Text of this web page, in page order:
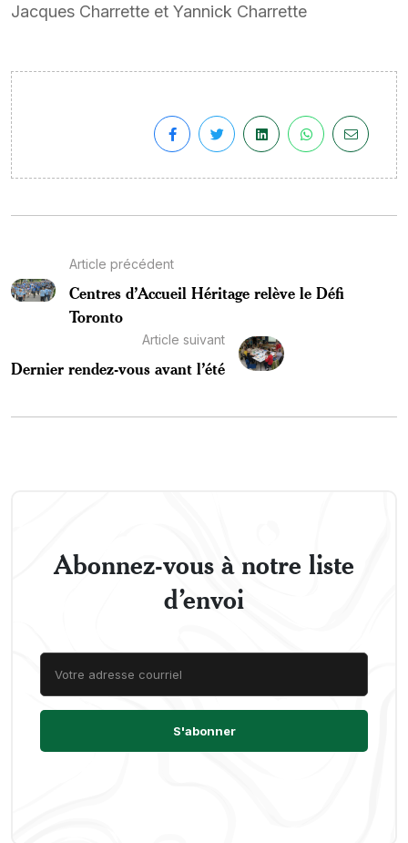
Jacques Charrette et Yannick Charrette
Article précédent
Centres d’Accueil Héritage relève le Défi
Toronto
Article suivant
Dernier rendez-vous avant l’été
Abonnez-vous à notre liste
d’envoi